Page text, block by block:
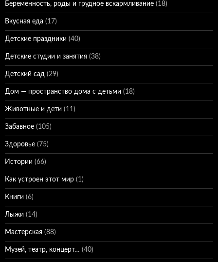
Беременность, роды и грудное вскармливание (18)
Вкусная еда (17)
Детские праздники (40)
Детские студии и занятия (38)
Детский сад (29)
Дом — пространство дома с детьми (18)
Животные и дети (11)
Забавное (105)
Здоровье (75)
Истории (66)
Как устроен этот мир (1)
Книги (6)
Лыжи (14)
Мастерская (88)
Музей, театр, концерт… (40)